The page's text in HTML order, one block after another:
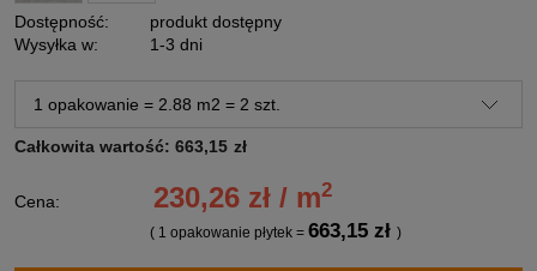
Dostępność:
produkt dostępny
Wysyłka w:
1-3 dni
Całkowita wartość: 663,15 zł
Cena: 230,26 zł / m2
( 1opakowanie płytek =663,15 zł)